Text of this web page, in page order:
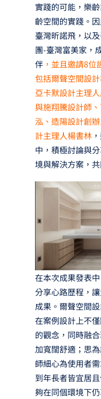
實踐的可能，樂
齡空間的實踐。
臺灣昕諾飛，以
團-臺灣富美家，
伴，並且邀請8位
包括爾聲空間設
亞卡默設計主理
與施翔騰設計師
泓、造陽設計創
計主理人楊書林
中，積極討論與
境與解決方案，
在本次成果發表
分享心路歷程，
成果。爾聲空間
在案例設計上不
的觀念，同時融
加寬闊舒適；思
師細心為使用者
到年長者皆宜居
夠在同個環境下